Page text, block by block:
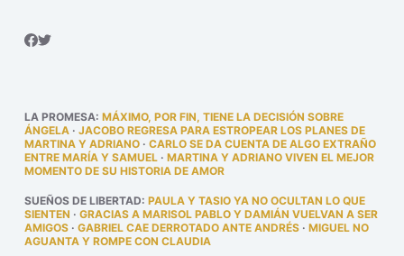
LA PROMESA: MÁXIMO, POR FIN, TIENE LA DECISIÓN SOBRE
ÁNGELA· JACOBO REGRESA PARA ESTROPEAR LOS PLANES DE
MARTINA Y ADRIANO· CARLO SE DA CUENTA DE ALGO EXTRAÑO
ENTRE MARÍA Y SAMUEL· MARTINA Y ADRIANO VIVEN EL MEJOR
MOMENTO DE SU HISTORIA DE AMOR
SUEÑOS DE LIBERTAD: PAULA Y TASIO YA NO OCULTAN LO QUE
SIENTEN · GRACIAS A MARISOL PABLO Y DAMIÁN VUELVAN A SER
AMIGOS· GABRIEL CAE DERROTADO ANTE ANDRÉS· MIGUEL NO
AGUANTA Y ROMPE CON CLAUDIA